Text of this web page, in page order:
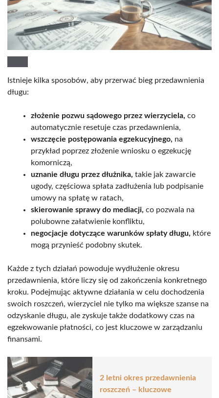
Istnieje kilka sposobów, aby przerwać bieg przedawnienia
długu:
złożenie pozwu sądowego przez wierzyciela, co
automatycznie resetuje czas przedawnienia,
wszczęcie postępowania egzekucyjnego, na
przykład poprzez złożenie wniosku o egzekucję
komorniczą,
uznanie długu przez dłużnika, takie jak zawarcie
ugody, częściowa spłata zadłużenia lub podpisanie
umowy na spłatę w ratach,
skierowanie sprawy do mediacji, co pozwala na
polubowne załatwienie konfliktu,
negocjacje dotyczące warunków spłaty długu, które
mogą przynieść podobny skutek.
Każde z tych działań powoduje wydłużenie okresu
przedawnienia, które liczy się od zakończenia konkretnego
kroku. Podejmując aktywne działania w celu dochodzenia
swoich roszczeń, wierzyciel nie tylko ma większe szanse na
odzyskanie długu, ale zyskuje także dodatkowy czas na
egzekwowanie płatności, co jest kluczowe w zarządzaniu
finansami.
2 letni okres przedawnienia
roszczeń – kluczowe